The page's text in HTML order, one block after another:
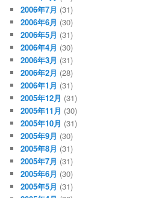
2006年7月 (31)
2006年6月 (30)
2006年5月 (31)
2006年4月 (30)
2006年3月 (31)
2006年2月 (28)
2006年1月 (31)
2005年12月 (31)
2005年11月 (30)
2005年10月 (31)
2005年9月 (30)
2005年8月 (31)
2005年7月 (31)
2005年6月 (30)
2005年5月 (31)